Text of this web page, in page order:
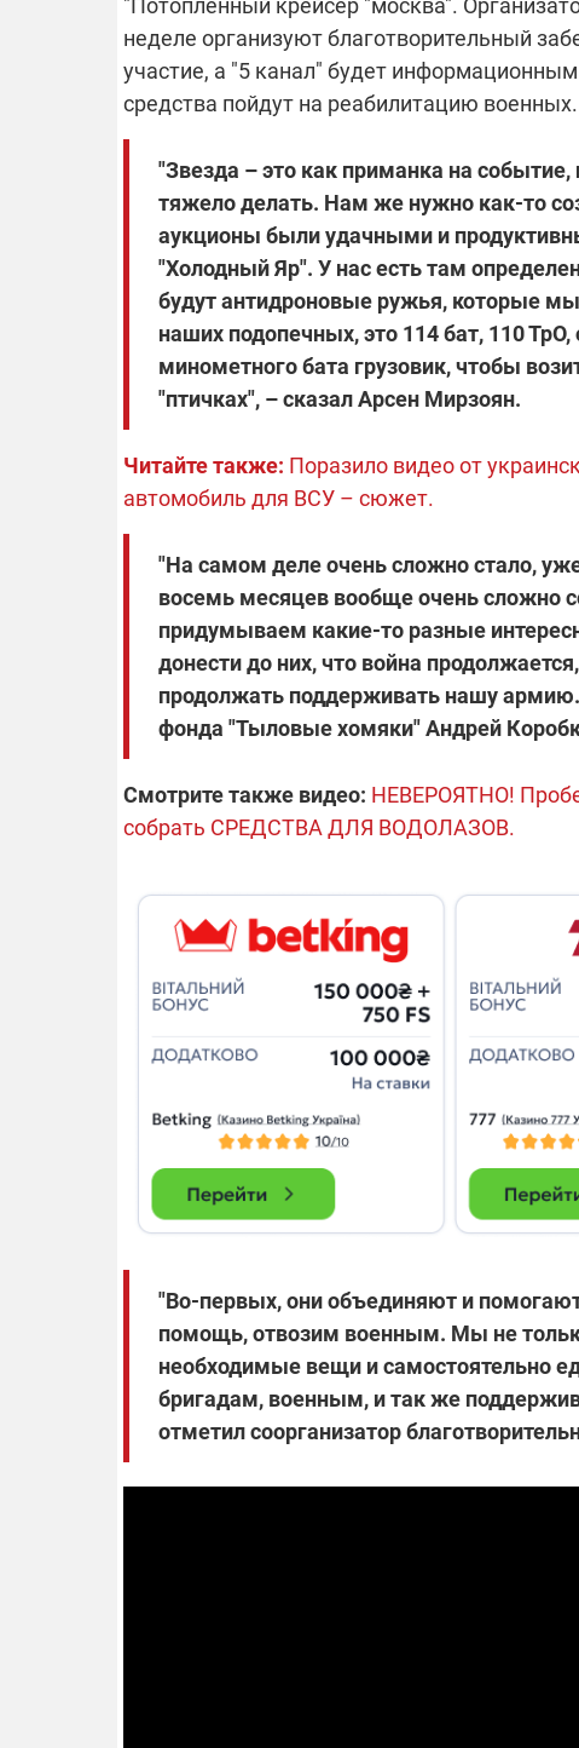
"Потопленный крейсер "москва".
неделе организуют благотворительный
участие, а "5 канал" будет
средства пойдут на реабилитацию военных.
"Звезда – это как приманка на
тяжело делать. Нам же нужно как-то
аукционы были удачными и
"Холодный Яр". У нас есть там
будут антидроновые ружья, которые
наших подопечных, это 114 бат, 110
минометного бата грузовик, чтобы
"птичках", – сказал Арсен Мирзоян.
Читайте также: Поразило видео от
автомобиль для ВСУ – сюжет.
"На самом деле очень сложно стало,
восемь месяцев вообще очень сложно
придумываем какие-то разные
донести до них, что война
продолжать поддерживать нашу армию.
фонда "Тыловые хомяки" Андрей
Смотрите также видео: НЕВЕРОЯТНО!
собрать СРЕДСТВА ДЛЯ ВОДОЛАЗОВ.
"Во-первых, они объединяют и
помощь, отвозим военным. Мы не
необходимые вещи и самостоятельно
бригадам, военным, и так же
отметил соорганизатор